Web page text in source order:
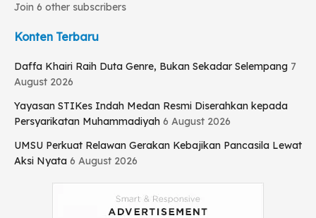
Join 6 other subscribers
Konten Terbaru
Daffa Khairi Raih Duta Genre, Bukan Sekadar Selempang 7
August 2026
Yayasan STIKes Indah Medan Resmi Diserahkan kepada
Persyarikatan Muhammadiyah 6 August 2026
UMSU Perkuat Relawan Gerakan Kebajikan Pancasila Lewat
Aksi Nyata 6 August 2026